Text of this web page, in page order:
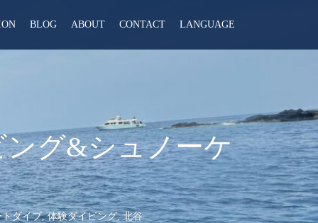
BLOG ABOUT CONTACT LANGUAGE
グ&シュノーケ
ダイブ,体験ダイビング,北谷